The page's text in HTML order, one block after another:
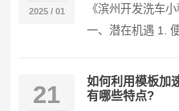
2025 / 01
《滨州开发洗车
一、潜在机遇 1.
21
如何利用模板加
有哪些特点?